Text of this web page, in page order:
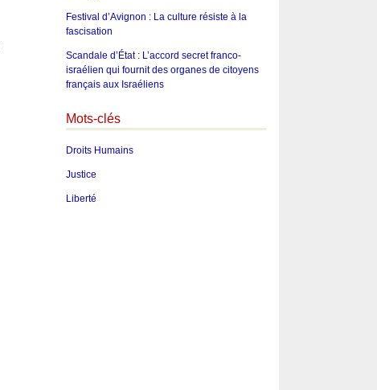
Festival d’Avignon : La culture résiste à la
fascisation
Scandale d’État : L’accord secret franco-
israélien qui fournit des organes de citoyens
français aux Israéliens
Mots-clés
Droits Humains
Justice
Liberté